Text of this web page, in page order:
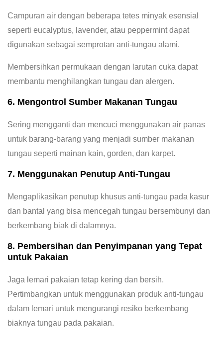
Campuran air dengan beberapa tetes minyak esensial
seperti eucalyptus, lavender, atau peppermint dapat
digunakan sebagai semprotan anti-tungau alami.
Membersihkan permukaan dengan larutan cuka dapat
membantu menghilangkan tungau dan alergen.
6. Mengontrol Sumber Makanan Tungau
Sering mengganti dan mencuci menggunakan air panas
untuk barang-barang yang menjadi sumber makanan
tungau seperti mainan kain, gorden, dan karpet.
7. Menggunakan Penutup Anti-Tungau
Mengaplikasikan penutup khusus anti-tungau pada kasur
dan bantal yang bisa mencegah tungau bersembunyi dan
berkembang biak di dalamnya.
8. Pembersihan dan Penyimpanan yang Tepat
untuk Pakaian
Jaga lemari pakaian tetap kering dan bersih.
Pertimbangkan untuk menggunakan produk anti-tungau
dalam lemari untuk mengurangi resiko berkembang
biaknya tungau pada pakaian.